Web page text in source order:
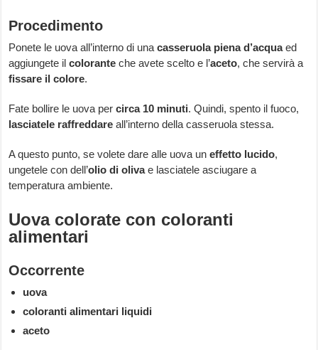
Procedimento
Ponete le uova all’interno di unacasseruola piena d’acquaed
aggiungete il colorante che avete scelto e l’aceto, che servirà a
fissare il colore.
Fate bollire le uova percirca 10 minuti. Quindi, spento il fuoco,
lasciatele raffreddare all’interno della casseruola stessa.
A questo punto, se volete dare alle uova uneffetto lucido,
ungetele con dell’olio di olivae lasciatele asciugare a
temperatura ambiente.
Uova colorate con coloranti
alimentari
Occorrente
uova
coloranti alimentari liquidi
aceto